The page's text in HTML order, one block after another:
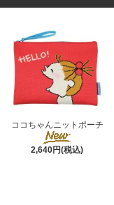
ココちゃんニットポーチ
2,640円(税込)